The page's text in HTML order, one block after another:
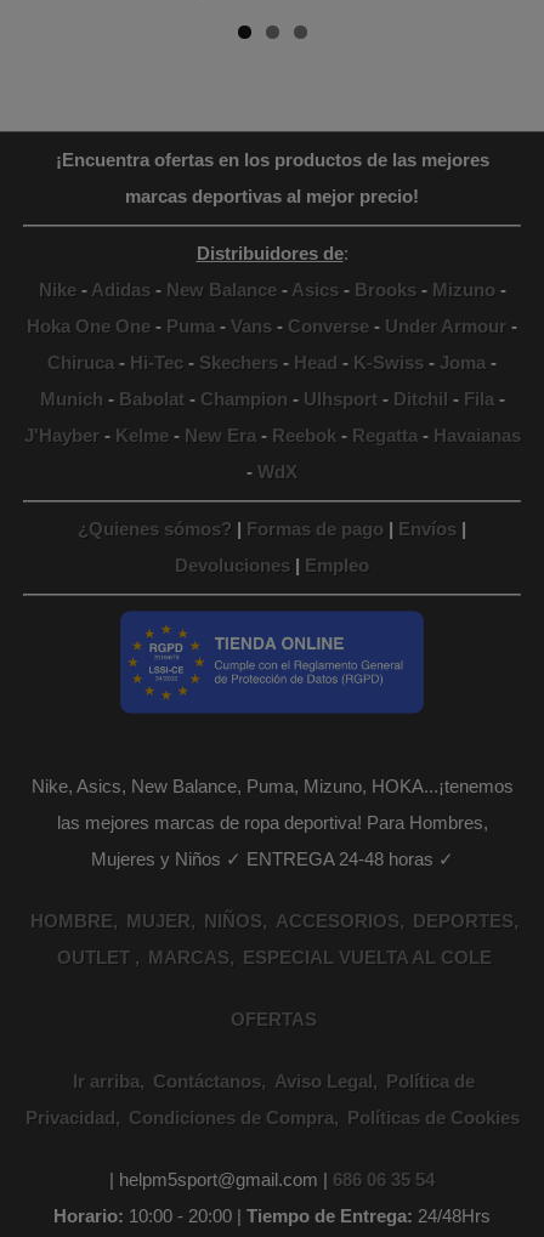
¡Encuentra ofertas en los productos de las mejores
marcas deportivas al mejor precio!
Distribuidores de:
Nike- Adidas- New Balance- Asics- Brooks- Mizuno-
Hoka One One - Puma - Vans - Converse - Under Armour -
Chiruca - Hi-Tec - Skechers - Head - K-Swiss - Joma -
Munich - Babolat- Champion - Ulhsport- Ditchil - Fila-
J'Hayber- Kelme- New Era- Reebok- Regatta- Havaianas
- WdX
¿Quienes sómos? Formas de pago Envíos
Devoluciones
Empleo
Nike, Asics, New Balance, Puma, Mizuno, HOKA...¡tenemos
las mejores marcas de ropa deportiva! Para Hombres,
Mujeres y Niños ✓ ENTREGA 24-48 horas ✓
HOMBRE MUJER NIÑOS ACCESORIOS
DEPORTES
OUTLET
MARCAS ESPECIAL VUELTA AL COLE
OFERTAS
Ir arriba Contáctanos Aviso Legal
Política de
Privacidad
Condiciones de Compra Políticas de Cookies
| helpm5sport@gmail.com | 686 06 35 54
Horario: 10:00 - 20:00 | Tiempo de Entrega: 24/48Hrs